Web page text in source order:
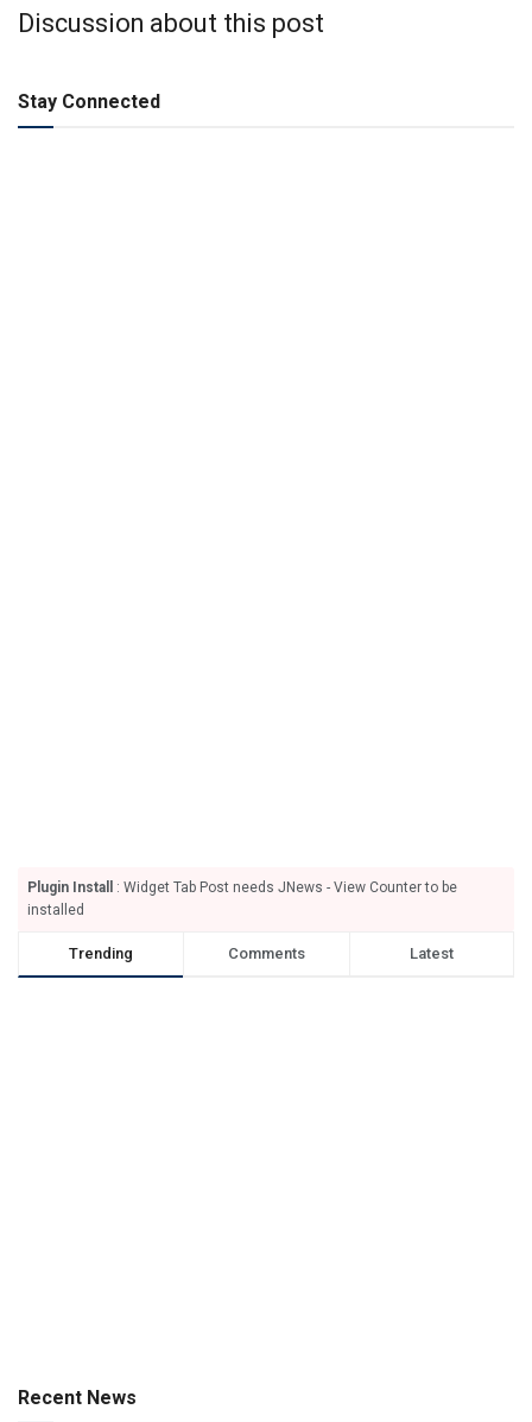
Discussion about this post
Stay Connected
Plugin Install
: Widget Tab Post needs JNews - View Counter to be
installed
Trending Comments Latest
Recent News